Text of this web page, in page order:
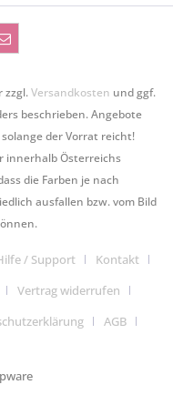
zzgl.Versandkosten und ggf.
beschrieben. Angebote
der Vorrat reicht!
innerhalb Österreichs
die Farben je nach
ausfallen bzw. vom Bild
/ Support
Kontakt
Vertrag widerrufen
AGB